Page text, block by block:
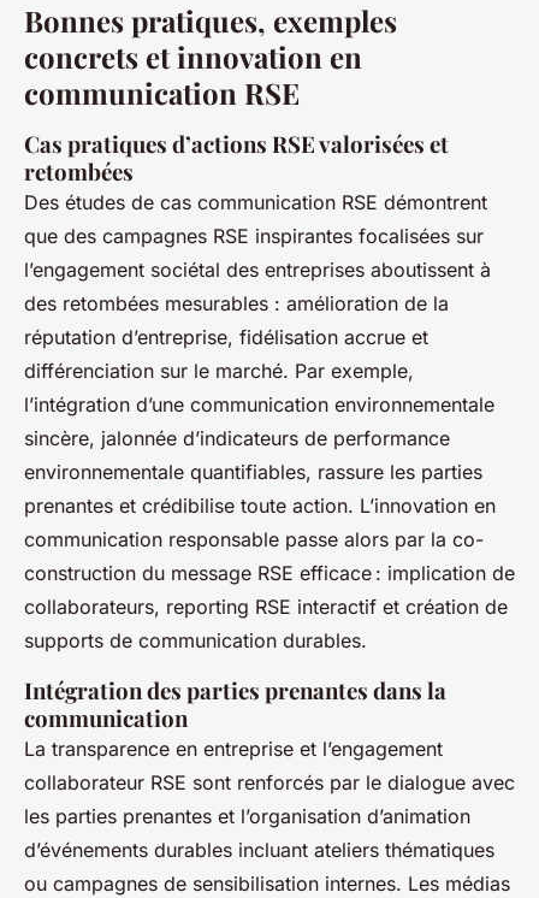
Bonnes pratiques, exemples
concrets et innovation en
communication RSE
Cas pratiques d’actions RSE valorisées et
retombées
Des études de cas communication RSE démontrent
que des campagnes RSE inspirantes focalisées sur
l’engagement sociétal des entreprises aboutissent à
des retombées mesurables : amélioration de la
réputation d’entreprise, fidélisation accrue et
différenciation sur le marché. Par exemple,
l’intégration d’une communication environnementale
sincère, jalonnée d’indicateurs de performance
environnementale quantifiables, rassure les parties
prenantes et crédibilise toute action. L’innovation en
communication responsable passe alors par la co-
construction du message RSE efficace : implication de
collaborateurs, reporting RSE interactif et création de
supports de communication durables.
Intégration des parties prenantes dans la
communication
La transparence en entreprise et l’engagement
collaborateur RSE sont renforcés par le dialogue avec
les parties prenantes et l’organisation d’animation
d’événements durables incluant ateliers thématiques
ou campagnes de sensibilisation internes. Les médias